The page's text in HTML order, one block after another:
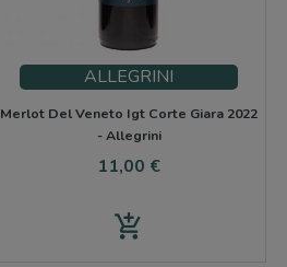
ALLEGRINI
Merlot Del Veneto Igt Corte Giara 2022
- Allegrini
Precio
11,00 €
add_shopping_cart